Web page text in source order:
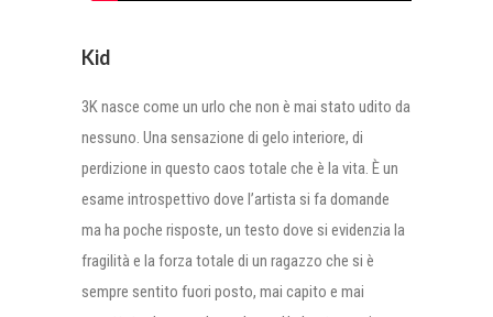
Kid
3K nasce come un urlo che non è mai stato udito da
nessuno. Una sensazione di gelo interiore, di
perdizione in questo caos totale che è la vita. È un
esame introspettivo dove l’artista si fa domande
ma ha poche risposte, un testo dove si evidenzia la
fragilità e la forza totale di un ragazzo che si è
sempre sentito fuori posto, mai capito e mai